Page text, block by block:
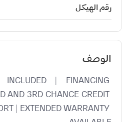
رقم الهيكل
الوصف
INCLUDED | FINANCING
AND 3RD CHANCE CREDIT
| EXTENDED WARRANTY